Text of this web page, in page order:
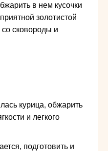
в нем кусочки
золотистой
со сковороды и
курица, обжарить
и легкого
подготовить и